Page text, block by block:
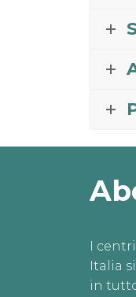
I
Italia
in